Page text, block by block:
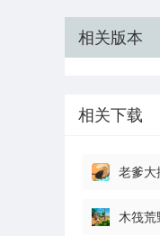
相关版本
相关下载
老爹大
木筏荒